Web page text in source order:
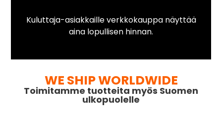
Kuluttaja-asiakkaille verkkokauppa näyttää
aina lopullisen hinnan.
WE SHIP WORLDWIDE
Toimitamme tuotteita myös Suomen
ulkopuolelle